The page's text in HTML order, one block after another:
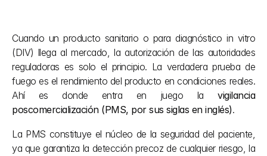
19 may 2026
Cuando un producto sanitario o para diagnóstico in vitro
(DIV) llega al mercado, la autorización de las autoridades
reguladoras es solo el principio. La verdadera prueba de
fuego es el rendimiento del producto en condiciones reales.
Ahí es donde entra en juego la vigilancia
poscomercialización (PMS, por sus siglas en inglés).
La PMS constituye el núcleo de la seguridad del paciente,
ya que garantiza la detección precoz de cualquier riesgo, la